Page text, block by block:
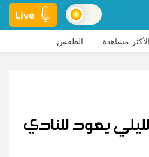
Live
الأكثر مشاهدة الطقس
يعود للنادي